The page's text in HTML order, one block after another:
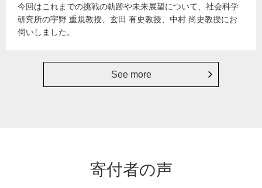
今回はこれまでの挑戦の軌跡や未来展望について、社会科学
研究所の宇野 重規教授、玄田 有史教授、中村 尚史教授にお
伺いしました。
See more
寄付者の声